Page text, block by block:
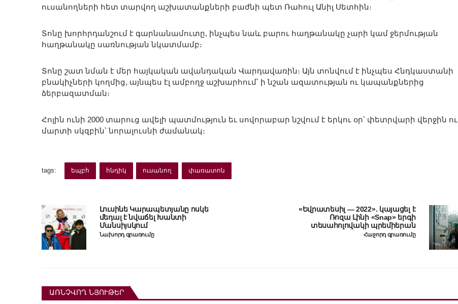
ուսանողների հետ տարվող աշխատանքների բաժնի պետ Ռահուլ Անիլ Սետհին։
Տոնը խորհրդանշում է գարնանամուտը, ինչպես նաև բարու հաղթանակը չարի կամ ջերմության
հաղթանակը սառնության նկատմամբ։
Տոնը շատ նման է մեր հայկական ավանդական Վարդավառին։ Այն տոնվում է ինչպես Հնդկաստանի
բնակիչների կողմից, այնպես էլ ամբողջ աշխարհում՝ ի նշան ազատության ու կապանքներից
ձերբազատման։
Հոլին ունի 2000 տարուց ավելի պատմություն եւ սովորաբար նշվում է երկու օր՝ փետրվարի վերջին ու
մարտի սկզբին՝ նորալուսնի ժամանակ։
tags: եպբհ հնդիկ ուսանող փառատոն
Լուսինե Կարապետյանը ոսկե
մեդալ է նվաճել Խանտի
Մանսիյսկում
Նախորդ գրառումը
«Եվրատեսիլ — 2022». կայացել է
Ռոզա Լինի «Snap» երգի
տեսահոլովակի պրեմիերան
Հաջորդ գրառումը
ԱՌՆՉՎՈՂ ՆՅՈՒԹԵՐ